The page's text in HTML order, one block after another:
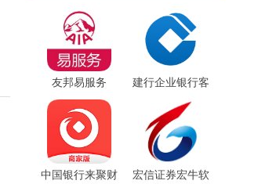
友邦易服务
建行企业银行客
中国银行来聚财
宏信证券宏牛软